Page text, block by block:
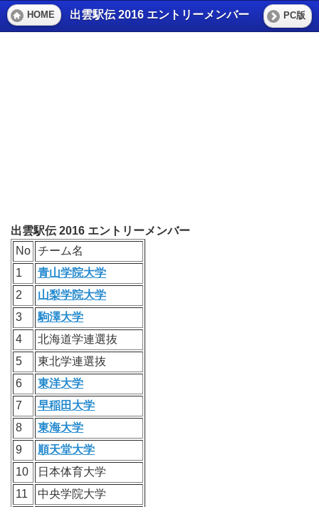
HOME 出雲駅伝 2016 エントリーメンバー PC版
出雲駅伝 2016 エントリーメンバー
No チーム名
1
青山学院大学
2
山梨学院大学
3
駒澤大学
4
北海道学連選抜
5
東北学連選抜
6
東洋大学
7
早稲田大学
8
東海大学
9
順天堂大学
10
日本体育大学
11
中央学院大学